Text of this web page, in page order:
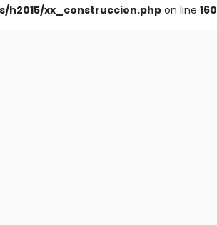
xx_construccion.php on line 160